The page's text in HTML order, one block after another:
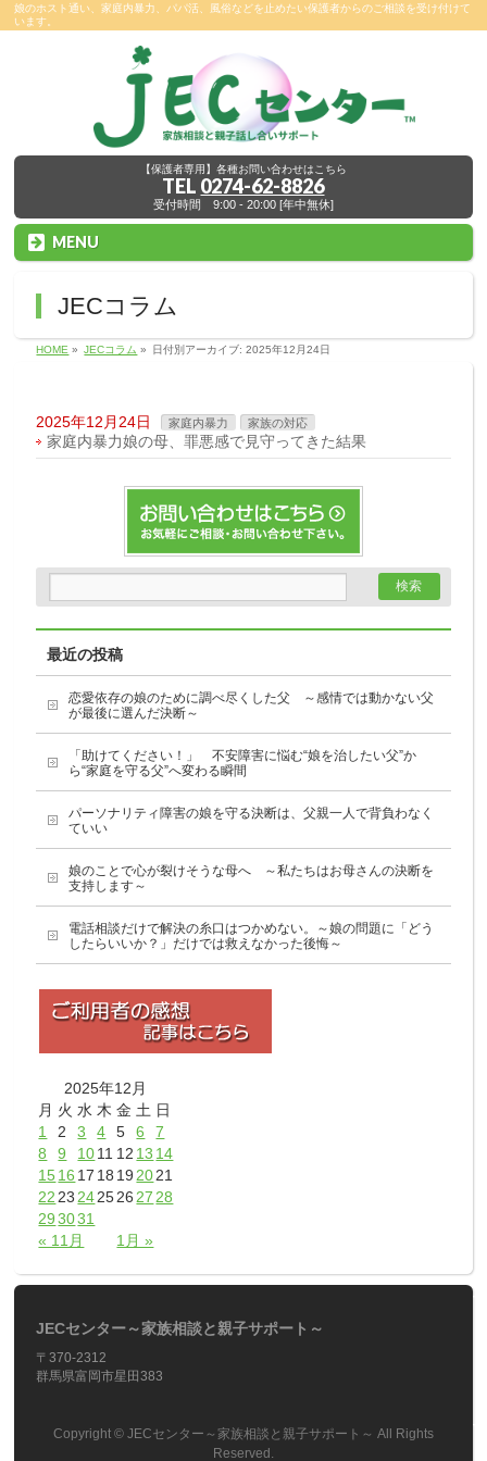
娘のホスト通い、家庭内暴力、パパ活、風俗などを止めたい保護者からのご相談を受け付けて
います。
【保護者専用】各種お問い合わせはこちら
TEL 0274-62-8826
受付時間 9:00 - 20:00 [年中無休]
MENU
JECコラム
HOME » JECコラム » 日付別アーカイブ: 2025年12月24日
2025年12月24日 家庭内暴力 家族の対応
家庭内暴力娘の母、罪悪感で見守ってきた結果
最近の投稿
恋愛依存の娘のために調べ尽くした父 ～感情では動かない父
が最後に選んだ決断～
「助けてください！」 不安障害に悩む“娘を治したい父”か
ら“家庭を守る父”へ変わる瞬間
パーソナリティ障害の娘を守る決断は、父親一人で背負わなく
ていい
娘のことで心が裂けそうな母へ ～私たちはお母さんの決断を
支持します～
電話相談だけで解決の糸口はつかめない。～娘の問題に「どう
したらいいか？」だけでは救えなかった後悔～
2025年12月
月 火 水 木 金 土 日
« 11月 1月 »
1 2 3 4 5 6
7
8
9 1011 12 13 14
1516 17 18 19 2021
22 23 242526 27 28
29 3031
JECセンター～家族相談と親子サポート～
〒370-2312
群馬県富岡市星田383
Copyright © JECセンター～家族相談と親子サポート～ All Rights
Reserved.